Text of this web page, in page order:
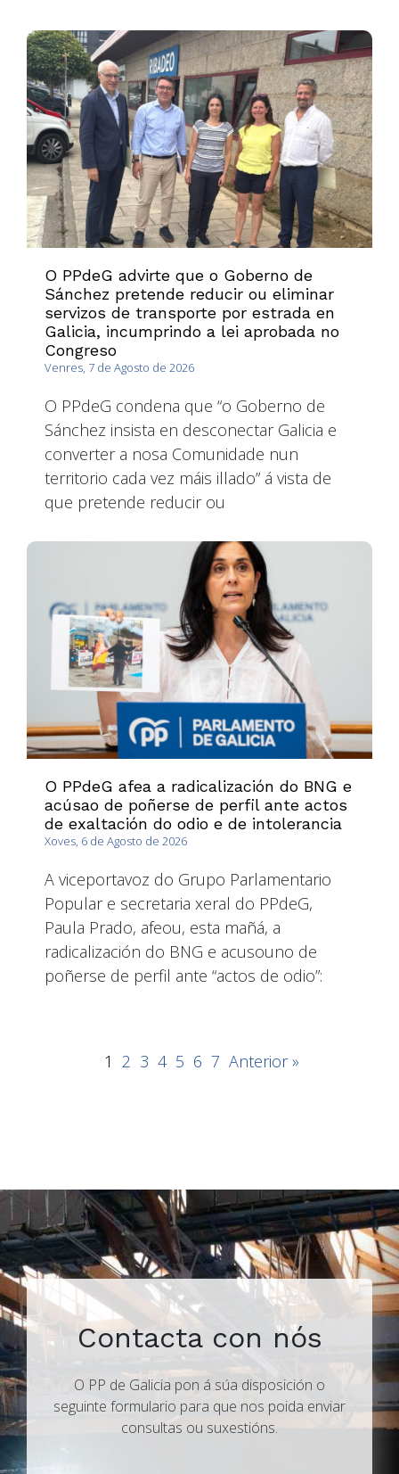
O PPdeG advirte que o Goberno de
Sánchez pretende reducir ou eliminar
servizos de transporte por estrada en
Galicia, incumprindo a lei aprobada no
Congreso
Venres, 7 de Agosto de 2026
O PPdeG condena que “o Goberno de
Sánchez insista en desconectar Galicia e
converter a nosa Comunidade nun
territorio cada vez máis illado” á vista de
que pretende reducir ou
O PPdeG afea a radicalización do BNG e
acúsao de poñerse de perfil ante actos
de exaltación do odio e de intolerancia
Xoves, 6 de Agosto de 2026
A viceportavoz do Grupo Parlamentario
Popular e secretaria xeral do PPdeG,
Paula Prado, afeou, esta mañá, a
radicalización do BNG e acusouno de
poñerse de perfil ante “actos de odio”:
1 2 3 4 5 6 7 Anterior »
Contacta con nós
O PP de Galicia pon á súa disposición o
seguinte formulario para que nos poida enviar
consultas ou suxestións.